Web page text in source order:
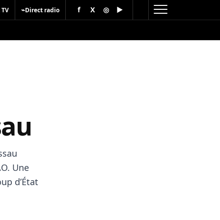
⌁Direct radio f X ◎ ▶
Une
d’État